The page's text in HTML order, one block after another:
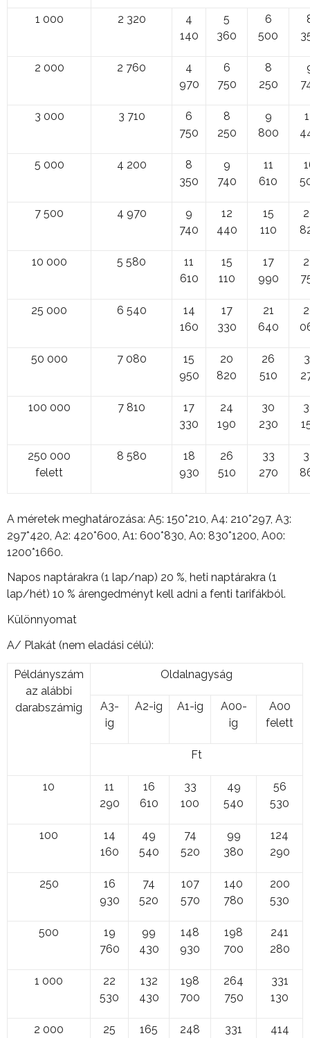
1 000 2 320
4
140
5
360
6
500
2 000 2 760
4
970
6
750
8
250
3 000 3 710
6
750
8
250
9
800
5 000 4 200
8
350
9
740
11
610
7 500 4 970
9
740
12
440
15
110
10 000 5 580
11
610
15
110
17
990
25 000 6 540
14
160
17
330
21
640
50 000 7 080
15
950
20
820
26
510
100 000 7 810
17
330
24
190
30
230
250 000
felett
8 580
18
930
26
510
33
270
A méretek meghatározása: A5: 150*210, A4: 210*297, A3:
297*420, A2: 420*600, A1: 600*830, A0: 830*1200, A00:
1200*1660.
Napos naptárakra (1 lap/nap) 20 %, heti naptárakra (1
lap/hét) 10 % árengedményt kell adni a fenti tarifákból.
Különnyomat
A/ Plakát (nem eladási célú):
Példányszám
az alábbi
darabszámig
Oldalnagyság
A3-
ig
A2-ig A1-ig
A00-
ig
A00
felett
Ft
10
11
290
16
610
33
100
49
540
56
530
100
14
160
49
540
74
520
99
380
124
290
250
16
930
74
520
107
570
140
780
200
530
500
19
760
99
430
148
930
198
700
241
280
1 000
22
530
132
430
198
700
264
750
331
130
2 000
25
165
248
331
414